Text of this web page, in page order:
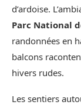
d’ardoise.
Parc National
randonnées en
balcons
hivers rudes.
Les sentiers